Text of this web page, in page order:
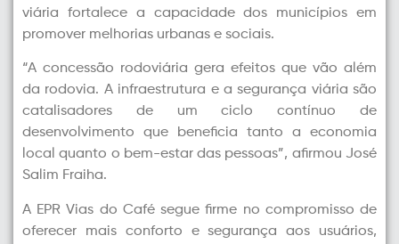
viária fortalece a capacidade dos municípios em
promover melhorias urbanas e sociais.
“A concessão rodoviária gera efeitos que vão além
da rodovia. A infraestrutura e a segurança viária são
catalisadores de um ciclo contínuo de
desenvolvimento que beneficia tanto a economia
local quanto o bem-estar das pessoas”, afirmou José
Salim Fraiha.
A EPR Vias do Café segue firme no compromisso de
oferecer mais conforto e segurança aos usuários,